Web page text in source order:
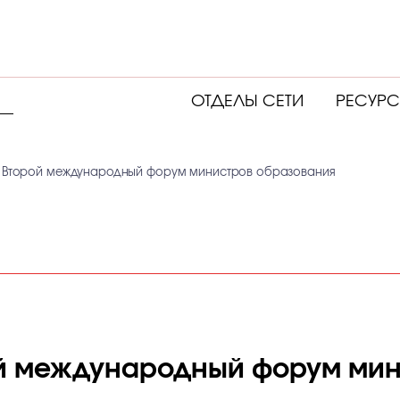
ОТДЕЛЫ СЕТИ
Второй международный форум министров образования
международный форум